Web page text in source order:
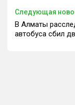
Следующая
В Алматы
автобуса сбил